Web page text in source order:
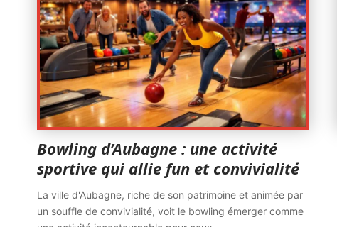
Bowling d’Aubagne : une activité
sportive qui allie fun et convivialité
La ville d'Aubagne, riche de son patrimoine et animée par
un souffle de convivialité, voit le bowling émerger comme